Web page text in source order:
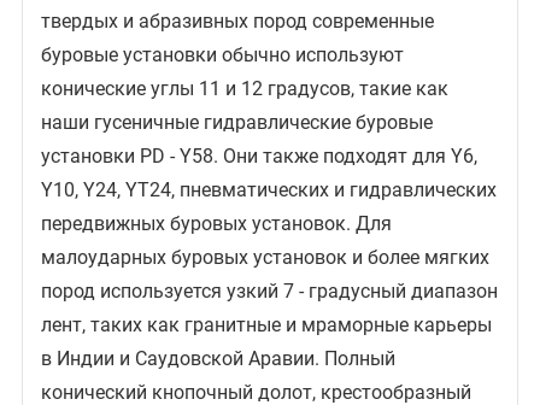
твердых и абразивных пород современные
буровые установки обычно используют
конические углы 11 и 12 градусов, такие как
наши гусеничные гидравлические буровые
установки PD - Y58. Они также подходят для Y6,
Y10, Y24, YT24, пневматических и гидравлических
передвижных буровых установок. Для
малоударных буровых установок и более мягких
пород используется узкий 7 - градусный диапазон
лент, таких как гранитные и мраморные карьеры
в Индии и Саудовской Аравии. Полный
конический кнопочный долот, крестообразный